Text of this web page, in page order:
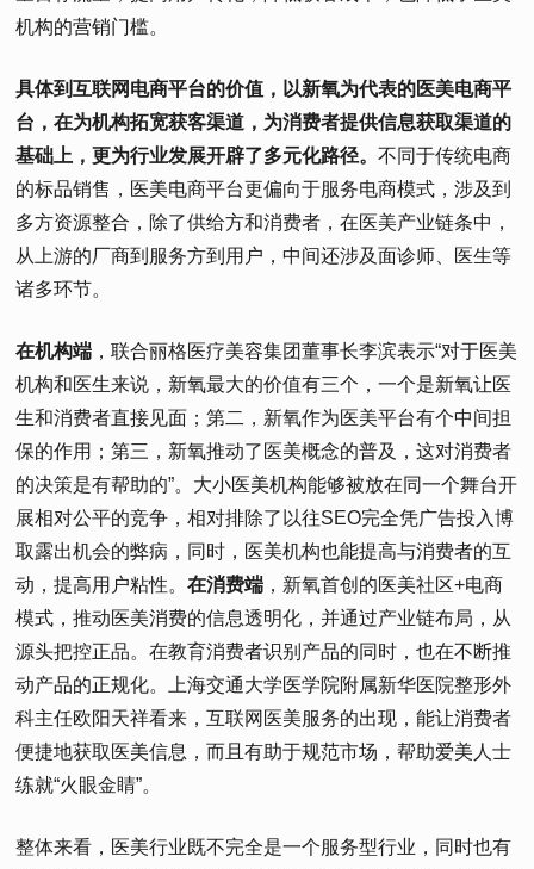
机构的营销门槛。
具体到互联网电商平台的价值，以新氧为代表的医美电商平
台，在为机构拓宽获客渠道，为消费者提供信息获取渠道的
基础上，更为行业发展开辟了多元化路径。不同于传统电商
的标品销售，医美电商平台更偏向于服务电商模式，涉及到
多方资源整合，除了供给方和消费者，在医美产业链条中，
从上游的厂商到服务方到用户，中间还涉及面诊师、医生等
诸多环节。
在机构端 ，联合丽格医疗美容集团董事长李滨表示“对于医美
机构和医生来说，新氧最大的价值有三个，一个是新氧让医
生和消费者直接见面；第二，新氧作为医美平台有个中间担
保的作用；第三，新氧推动了医美概念的普及，这对消费者
的决策是有帮助的”。大小医美机构能够被放在同一个舞台开
展相对公平的竞争，相对排除了以往SEO完全凭广告投入博
取露出机会的弊病，同时，医美机构也能提高与消费者的互
动，提高用户粘性。在消费端 ，新氧首创的医美社区+电商
模式，推动医美消费的信息透明化，并通过产业链布局，从
源头把控正品。在教育消费者识别产品的同时，也在不断推
动产品的正规化。上海交通大学医学院附属新华医院整形外
科主任欧阳天祥看来，互联网医美服务的出现，能让消费者
便捷地获取医美信息，而且有助于规范市场，帮助爱美人士
练就“火眼金睛”。
整体来看，医美行业既不完全是一个服务型行业，同时也有